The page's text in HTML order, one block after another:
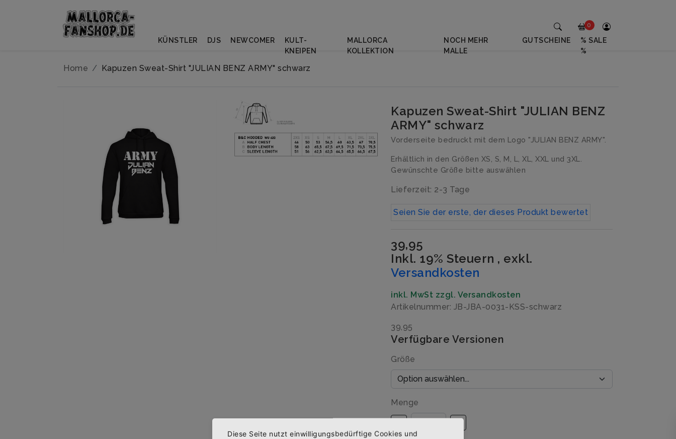
Home Kapuzen Sweat-Shirt "JULIAN BENZ ARMY" schwarz
Kapuzen Sweat-Shirt "JULIAN BENZ
ARMY" schwarz
Vorderseite bedruckt mit dem Logo "JULIAN BENZ ARMY".
Erhältlich in den Größen XS, S, M, L, XL, XXL und 3XL.
Gewünschte Größe bitte auswählen
Lieferzeit: 2-3 Tage
Seien Sie der erste, der dieses Produkt bewertet
39,95
Inkl. 19% Steuern , exkl.
Versandkosten
inkl. MwSt zzgl. Versandkosten
Artikelnummer: JB-JBA-0031-KSS-schwarz
39,95
Verfügbare Versionen
Größe
Menge
0
KÜNSTLER DJS NEWCOMER
KULT-
KNEIPEN
MALLORCA
KOLLEKTION
NOCH MEHR
MALLE
GUTSCHEINE
% SALE
%
Diese Seite nutzt einwilligungsbedürftige Cookies und